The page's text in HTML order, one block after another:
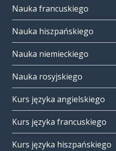
Nauka francuskiego
Nauka hiszpańskiego
Nauka niemieckiego
Nauka rosyjskiego
Kurs języka angielskiego
Kurs języka francuskiego
Kurs języka hiszpańskiego